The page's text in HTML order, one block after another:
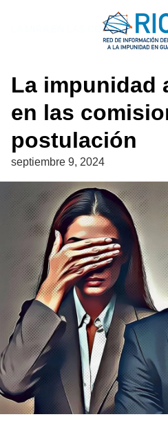
LA MIRA EN LAS CORTES
La impunidad
en las
postulación
septiembre 9, 2024